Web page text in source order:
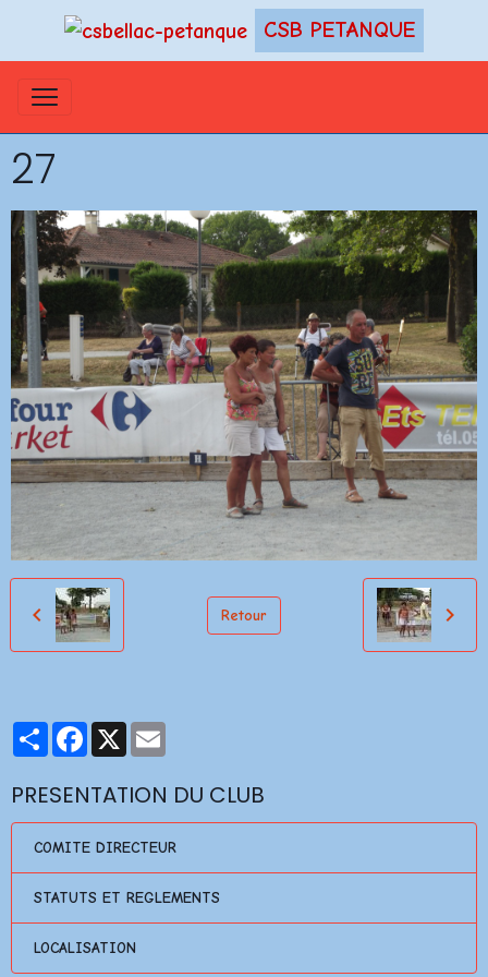
CSB PETANQUE
27
Retour
PartagerFacebook
X
PRESENTATION DU CLUB
COMITE DIRECTEUR
STATUTS ET REGLEMENTS
LOCALISATION